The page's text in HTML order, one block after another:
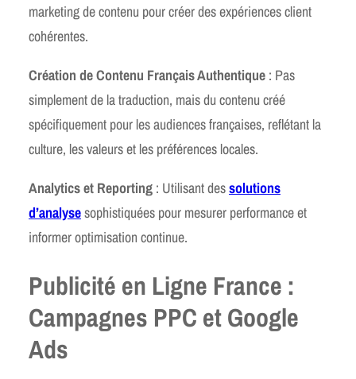
marketing de contenu pour créer des expériences client
cohérentes.
Création de Contenu Français Authentique : Pas
simplement de la traduction, mais du contenu créé
spécifiquement pour les audiences françaises, reflétant la
culture, les valeurs et les préférences locales.
Analytics et Reporting : Utilisant dessolutions
d’analysesophistiquées pour mesurer performance et
informer optimisation continue.
Publicité en Ligne France :
Campagnes PPC et Google
Ads